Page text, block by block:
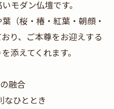
モダン仏壇です。
（桜・椿・紅葉・朝顔・
り、ご本尊をお迎えする
添えてくれます。
融合
なひととき